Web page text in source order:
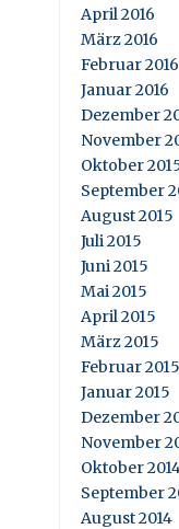
April 2016
März 2016
Februar 2016
Januar 2016
Dezember
November
Oktober
September
August 2015
Juli 2015
Juni 2015
Mai 2015
April 2015
März 2015
Februar 2015
Januar 2015
Dezember
November
Oktober
September
August 2014